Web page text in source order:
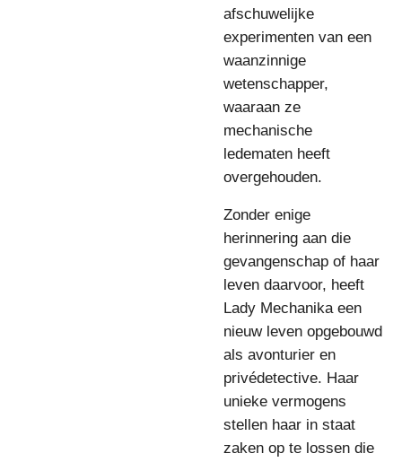
afschuwelijke
experimenten van een
waanzinnige
wetenschapper,
waaraan ze
mechanische
ledematen heeft
overgehouden.
Zonder enige
herinnering aan die
gevangenschap of haar
leven daarvoor, heeft
Lady Mechanika een
nieuw leven opgebouwd
als avonturier en
privédetective. Haar
unieke vermogens
stellen haar in staat
zaken op te lossen die